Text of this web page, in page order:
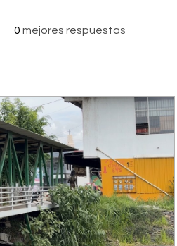
0 mejores respuestas